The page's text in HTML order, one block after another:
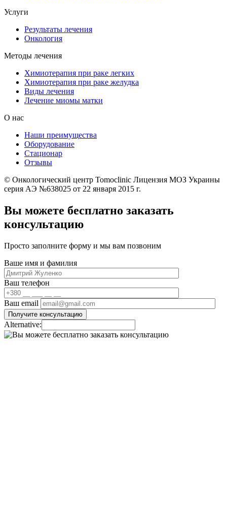
Услуги
Результаты лечения
Онкология
Методы лечения
Химиотерапия при раке легких
Химиотерапия при раке желудка
Виды лечения
Лечение миомы матки
О нас
Наши преимущества
Оборудование
Стационар
Отзывы
© Онкологический центр Tomoclinic Лицензия МОЗ Украины
серия АЭ №638025 от 22 января 2015 г.
Вы можете бесплатно заказать
консультацию
Просто заполните форму и мы вам позвоним
Ваше имя и фамилия
Ваш телефон
Ваш email
Alternative: